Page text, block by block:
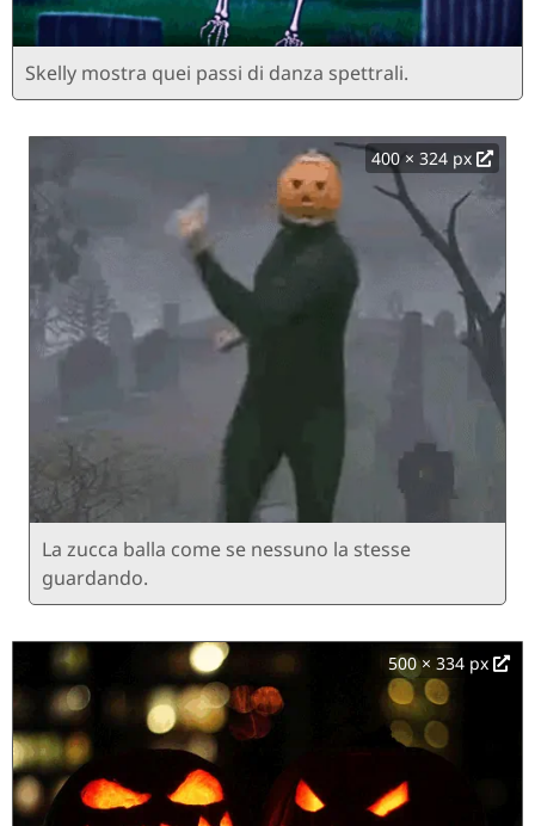
Skelly mostra quei passi di danza spettrali.
400 × 324 px
La zucca balla come se nessuno la stesse
guardando.
500 × 334 px